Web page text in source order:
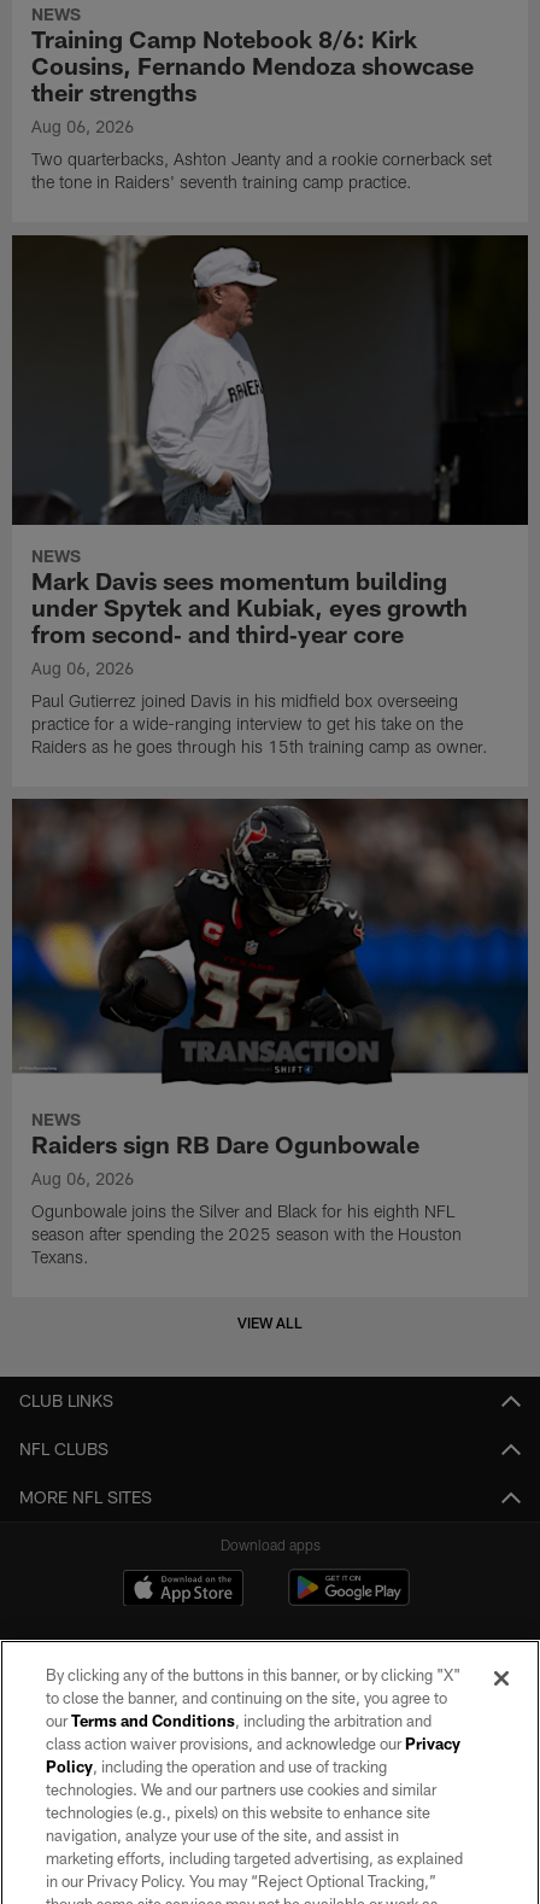
NEWS
Training Camp Notebook 8/6: Kirk
Cousins, Fernando Mendoza showcase
their strengths
Aug 06, 2026
Two quarterbacks, Ashton Jeanty and a rookie cornerback set
the tone in Raiders' seventh training camp practice.
NEWS
Mark Davis sees momentum building
under Spytek and Kubiak, eyes growth
from second‑ and third‑year core
Aug 06, 2026
Paul Gutierrez joined Davis in his midfield box overseeing
practice for a wide-ranging interview to get his take on the
Raiders as he goes through his 15th training camp as owner.
NEWS
Raiders sign RB Dare Ogunbowale
Aug 06, 2026
Ogunbowale joins the Silver and Black for his eighth NFL
season after spending the 2025 season with the Houston
Texans.
VIEW ALL
CLUB LINKS
NFL CLUBS
MORE NFL SITES
Download apps
©2026 by the Las Vegas Raiders. All rights reserved. No portion of this site
may be reproduced without the express written permission of the Las Vegas
Raiders.
PRIVACY POLICY
TERMS OF SERVICE
By clicking any of the buttons in this banner, or by clicking "X"
to close the banner, and continuing on the site, you agree to
ourTerms and Conditions, including the arbitration and
class action waiver provisions, and acknowledge ourPrivacy
Policy, including the operation and use of tracking
technologies. We and our partners use cookies and similar
technologies (e.g., pixels) on this website to enhance site
navigation, analyze your use of the site, and assist in
marketing efforts, including targeted advertising, as explained
in our Privacy Policy. You may “Reject Optional Tracking,”